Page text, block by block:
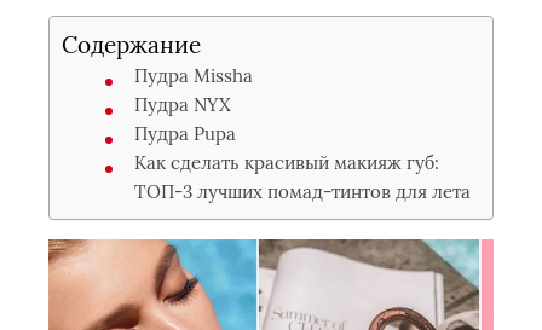
Хобби
Разное
Праздники
Содержание
Пудра Missha
Пудра NYX
Пудра Pupa
Как сделать красивый макияж губ:
ТОП-3 лучших помад-тинтов для лета